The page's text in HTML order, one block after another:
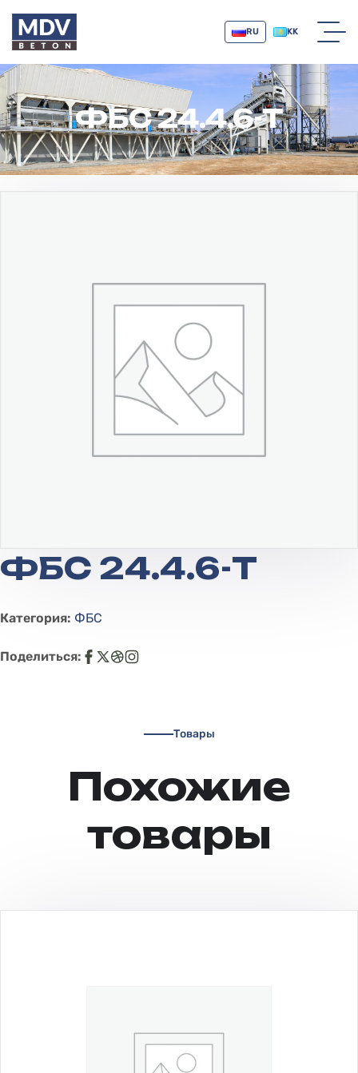
RU KK
ФБС 24.4.6-Т
ФБС 24.4.6-Т
Категория: ФБС
Поделиться:
Товары
Похожие
товары